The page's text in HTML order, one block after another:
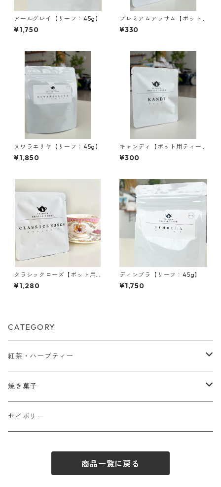
アールグレイ【リーフ：45g】
¥1,750
プレミアムアッサム【ポット
用ティーバッグ：1包入】
¥330
ヌワラエリヤ【リーフ：45g】
¥1,850
キャンディ【ポット用ティー
バッグ：1包入】
¥300
クラシックローズ【ポット用
ティーバッグ：5包入】
¥1,280
ディンブラ【リーフ：45g】
¥1,750
CATEGORY
紅茶・ハーブティー
2包入
リーフ
焼き菓子
スコーン
セイボリー
商品一覧に戻る